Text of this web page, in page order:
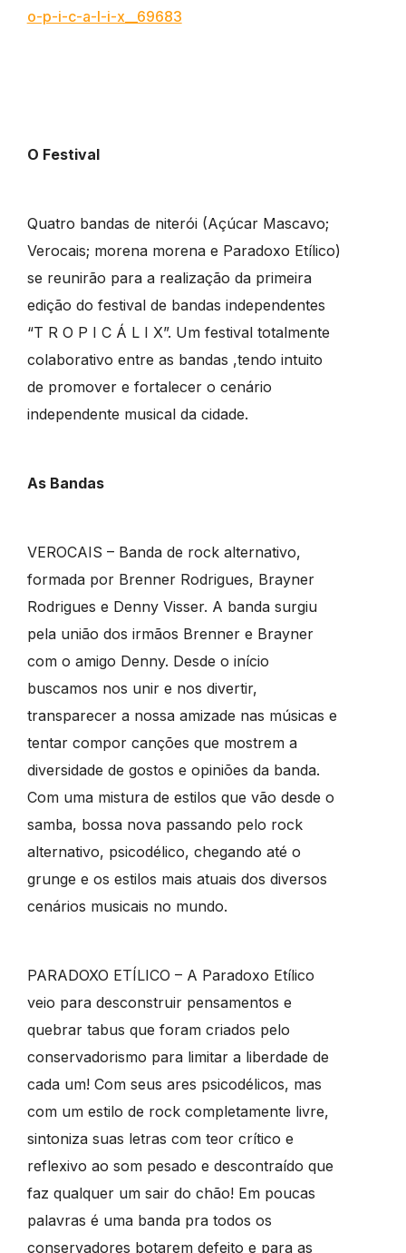
o-p-i-c-a-l-i-x__69683
O Festival
Quatro bandas de niterói (Açúcar Mascavo;
Verocais; morena morena e Paradoxo Etílico)
se reunirão para a realização da primeira
edição do festival de bandas independentes
“T R O P I C Á L I X”. Um festival totalmente
colaborativo entre as bandas ,tendo intuito
de promover e fortalecer o cenário
independente musical da cidade.
As Bandas
VEROCAIS – Banda de rock alternativo,
formada por Brenner Rodrigues, Brayner
Rodrigues e Denny Visser. A banda surgiu
pela união dos irmãos Brenner e Brayner
com o amigo Denny. Desde o início
buscamos nos unir e nos divertir,
transparecer a nossa amizade nas músicas e
tentar compor canções que mostrem a
diversidade de gostos e opiniões da banda.
Com uma mistura de estilos que vão desde o
samba, bossa nova passando pelo rock
alternativo, psicodélico, chegando até o
grunge e os estilos mais atuais dos diversos
cenários musicais no mundo.
PARADOXO ETÍLICO – A Paradoxo Etílico
veio para desconstruir pensamentos e
quebrar tabus que foram criados pelo
conservadorismo para limitar a liberdade de
cada um! Com seus ares psicodélicos, mas
com um estilo de rock completamente livre,
sintoniza suas letras com teor crítico e
reflexivo ao som pesado e descontraído que
faz qualquer um sair do chão! Em poucas
palavras é uma banda pra todos os
conservadores botarem defeito e para as